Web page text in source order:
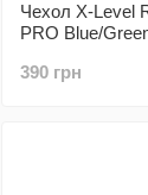
Чехол X-Level
PRO Blue/
390 грн